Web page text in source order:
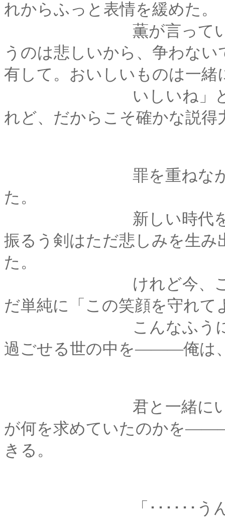
れからふっと表情を緩めた。
薫が言っていること
うのは悲しいから、争わな
有して。おいしいものは一緒
いしいね」と笑いあ
れど、だからこそ確かな説得
罪を重ねながら、後
た。
新しい時代を創るた
振るう剣はただ悲しみを生
た。
けれど今、こうして
だ単純に「この笑顔を守れ
こんなふうに、何気
過ごせる世の中を―――俺は
君と一緒にいると、
が何を求めていたのかを
きる。
「･･････うん、確か